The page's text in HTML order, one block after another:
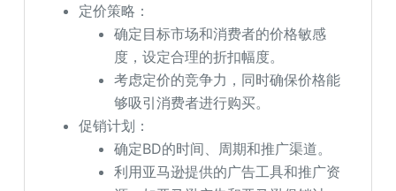
定价策略：
确定目标市场和消费者的价格敏感
度，设定合理的折扣幅度。
考虑定价的竞争力，同时确保价格能
够吸引消费者进行购买。
促销计划：
确定BD的时间、周期和推广渠道。
利用亚马逊提供的广告工具和推广资